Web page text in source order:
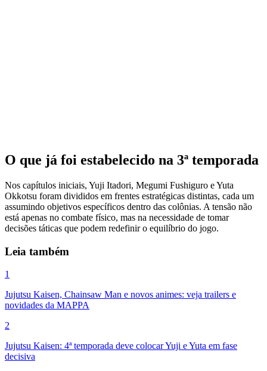
O que já foi estabelecido na 3ª temporada
Nos capítulos iniciais, Yuji Itadori, Megumi Fushiguro e Yuta
Okkotsu foram divididos em frentes estratégicas distintas, cada um
assumindo objetivos específicos dentro das colônias. A tensão não
está apenas no combate físico, mas na necessidade de tomar
decisões táticas que podem redefinir o equilíbrio do jogo.
Leia também
1
Jujutsu Kaisen, Chainsaw Man e novos animes: veja trailers e
novidades da MAPPA
2
Jujutsu Kaisen: 4ª temporada deve colocar Yuji e Yuta em fase
decisiva